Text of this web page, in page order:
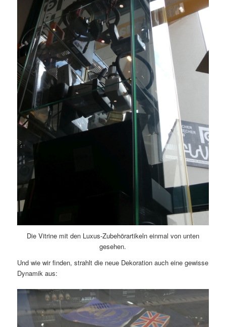
Die Vitrine mit den Luxus-Zubehörartikeln einmal von unten
gesehen.
Und wie wir finden, strahlt die neue Dekoration auch eine gewisse
Dynamik aus: